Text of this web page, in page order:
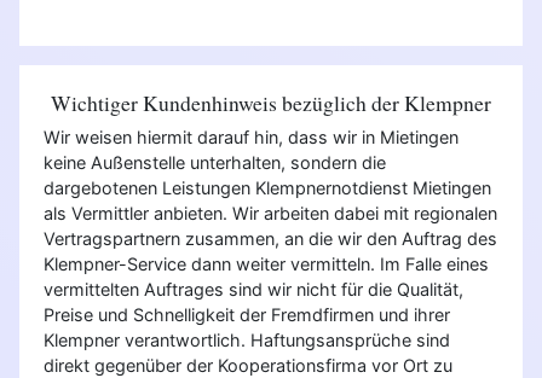
Wichtiger Kundenhinweis bezüglich der Klempner
Wir weisen hiermit darauf hin, dass wir in Mietingen
keine Außenstelle unterhalten, sondern die
dargebotenen Leistungen Klempnernotdienst Mietingen
als Vermittler anbieten. Wir arbeiten dabei mit regionalen
Vertragspartnern zusammen, an die wir den Auftrag des
Klempner-Service dann weiter vermitteln. Im Falle eines
vermittelten Auftrages sind wir nicht für die Qualität,
Preise und Schnelligkeit der Fremdfirmen und ihrer
Klempner verantwortlich. Haftungsansprüche sind
direkt gegenüber der Kooperationsfirma vor Ort zu